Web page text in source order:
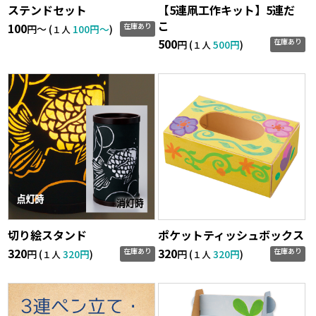
ステンドセット
100円〜 (１人 100円〜) 在庫あり
【5連凧工作キット】5連だ
こ
500円 (１人500円) 在庫あり
切り絵スタンド
320円 (１人320円) 在庫あり
ポケットティッシュボックス
320円 (１人320円) 在庫あり